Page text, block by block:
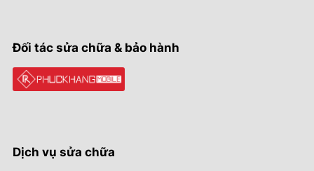
Đối tác sửa chữa & bảo hành
Dịch vụ sửa chữa